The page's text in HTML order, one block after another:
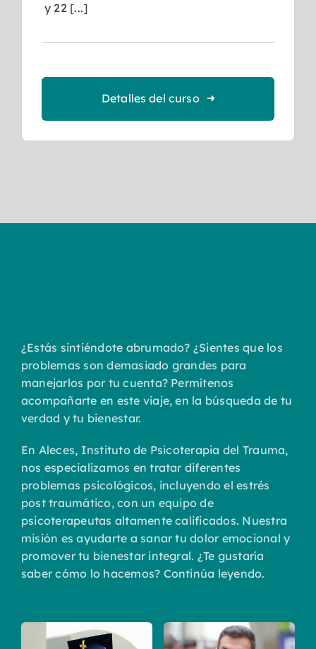
y 22 [...]
Detalles del curso
¿Estás sintiéndote abrumado? ¿Sientes que los
problemas son demasiado grandes para
manejarlos por tu cuenta? Permítenos
acompañarte en este viaje, en la búsqueda de tu
verdad y tu bienestar.
En Aleces, Instituto de Psicoterapia del Trauma,
nos especializamos en tratar diferentes
problemas psicológicos, incluyendo el estrés
post traumático, con un equipo de
psicoterapeutas altamente calificados. Nuestra
misión es ayudarte a sanar tu dolor emocional y
promover tu bienestar integral. ¿Te gustaría
saber cómo lo hacemos? Continúa leyendo.